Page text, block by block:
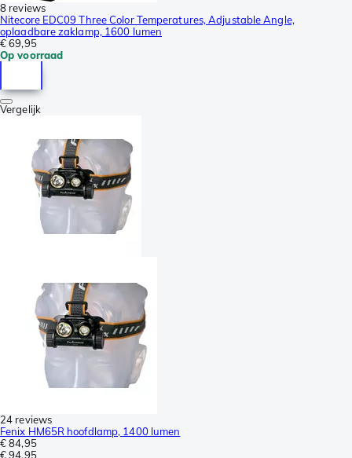
8 reviews
Nitecore EDC09 Three Color Temperatures, Adjustable Angle,
oplaadbare zaklamp, 1600 lumen
€ 69,95
Op voorraad
Vergelijk
24 reviews
Fenix HM65R hoofdlamp, 1400 lumen
€ 84,95
€ 94,95